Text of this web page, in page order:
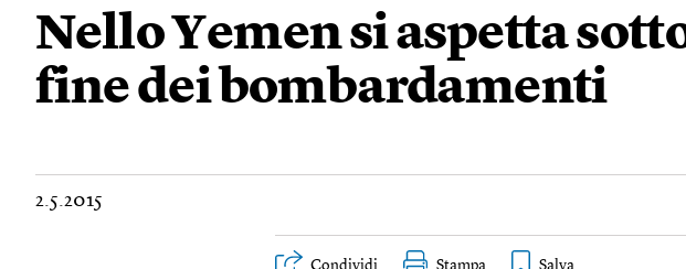
Nello Yemen si aspetta
fine dei bombardamenti
2.5.2015
Condividi Stampa